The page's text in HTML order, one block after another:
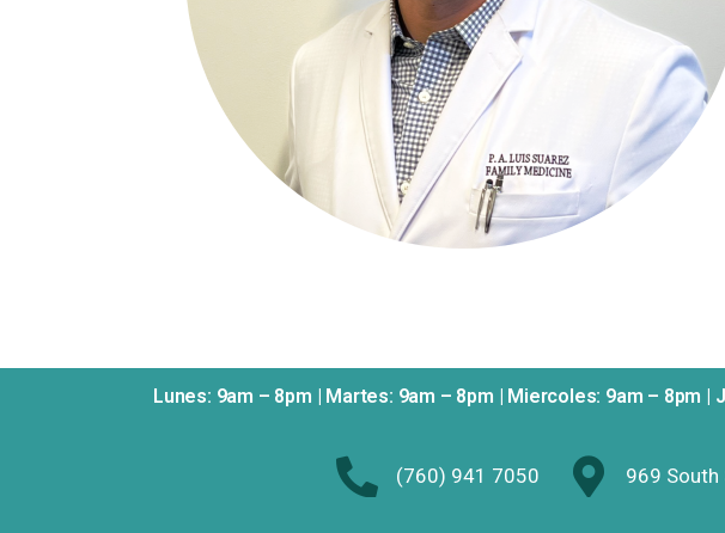
Lunes: 9am – 8pm | Martes: 9am – 8pm | Miercoles: 9am – 8pm |
(760) 941 7050 969 South